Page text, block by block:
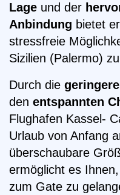
Lage und der
Anbindung bietet
stressfreie
Sizilien (Palermo)
Durch die
den entspannten
Flughafen Kassel-
Urlaub von Anfang
überschaubare
ermöglicht es
zum Gate zu